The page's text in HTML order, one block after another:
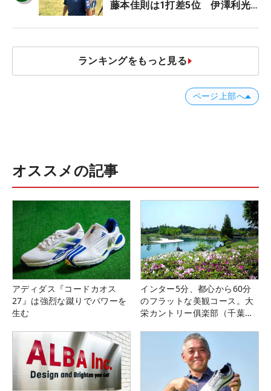
藤本佳則は1打差5位 伊澤利光
JOYX OPEN】
ランキングをもっと見る
ページ上部へ
オススメの記事
アディダス『コードカオス
27』は強烈な蹴りでパワーを
生む
インター5分、都心から60分
のフラットな美観コース。大
栄カントリー俱楽部（千葉